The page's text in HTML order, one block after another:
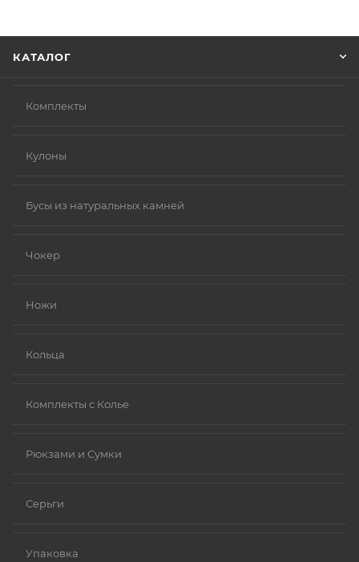
КАТАЛОГ
Комплекты
Кулоны
Бусы из натуральных камней
Чокер
Ножи
Кольца
Комплекты с Колье
Рюкзами и Сумки
Серьги
Упаковка